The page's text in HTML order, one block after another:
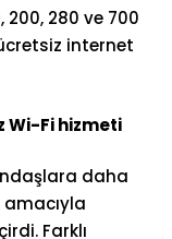
280 ve 700
internet
Wi-Fi hizmeti
daha
Farklı